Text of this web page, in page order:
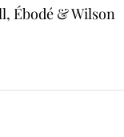
Ébodé & Wilson